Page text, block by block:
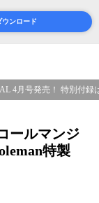
ウンロード
4月号発売！ 特別付録
ールマンジ
特製